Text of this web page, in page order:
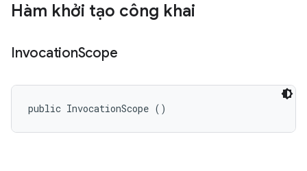
Hàm khởi tạo công khai
InvocationScope
public InvocationScope ()